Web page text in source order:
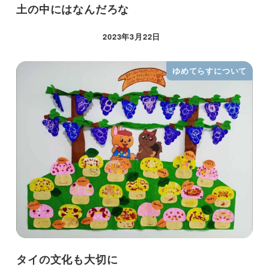
土の中にはなんだろな
2023年3月22日
ゆめてらすについて
タイの文化も大切に